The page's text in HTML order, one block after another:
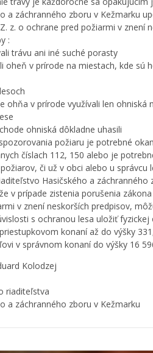
a záchranného zboru v Kežmarku
z. o ochrane pred požiarmi v znení
:
trávu ani iné suché porasty
oheň v prírode na miestach, kde sú
ohňa v prírode využívali len ohniská
ohniská dôkladne uhasili
požiaru je potrebné
číslach 112, 150 alebo je
či už v obci alebo u správcu
Hasičského a
v prípade zistenia porušenia
v znení neskorších predpisov,
s ochranou lesa uložiť
konaní až do výšky
v správnom konaní do výšky 16
Kolodzej
riaditeľstva
a záchranného zboru v Kežmarku